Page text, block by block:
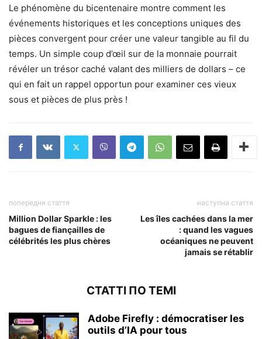
Le phénomène du bicentenaire montre comment les
événements historiques et les conceptions uniques des
pièces convergent pour créer une valeur tangible au fil du
temps. Un simple coup d’œil sur de la monnaie pourrait
révéler un trésor caché valant des milliers de dollars – ce
qui en fait un rappel opportun pour examiner ces vieux
sous et pièces de plus près !
попередня стаття
Million Dollar Sparkle : les
bagues de fiançailles de
célébrités les plus chères
наступна стаття
Les îles cachées dans la mer
: quand les vagues
océaniques ne peuvent
jamais se rétablir
СТАТТІ ПО ТЕМІ
Adobe Firefly : démocratiser les
outils d’IA pour tous